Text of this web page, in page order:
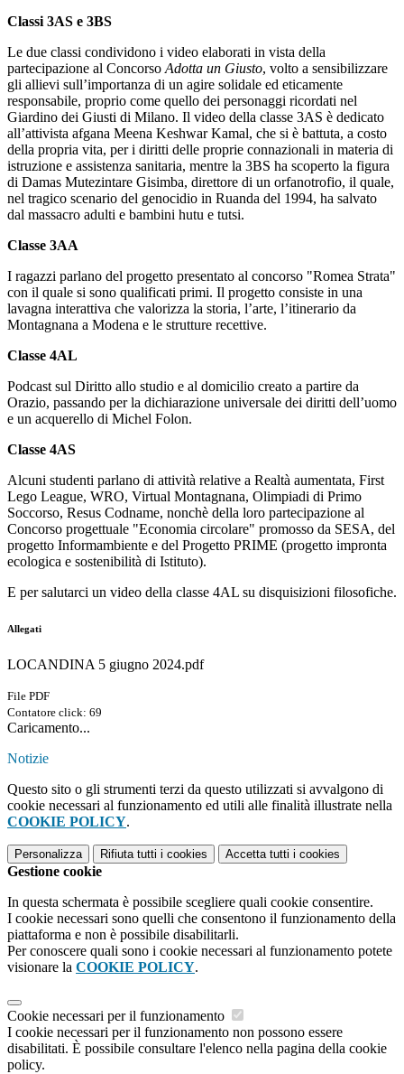
Classi 3AS e 3BS
Le due classi condividono i video elaborati in vista della
partecipazione al Concorso Adotta un Giusto, volto a sensibilizzare
gli allievi sull’importanza di un agire solidale ed eticamente
responsabile, proprio come quello dei personaggi ricordati nel
Giardino dei Giusti di Milano. Il video della classe 3AS è dedicato
all’attivista afgana Meena Keshwar Kamal, che si è battuta, a costo
della propria vita, per i diritti delle proprie connazionali in materia di
istruzione e assistenza sanitaria, mentre la 3BS ha scoperto la figura
di Damas Mutezintare Gisimba, direttore di un orfanotrofio, il quale,
nel tragico scenario del genocidio in Ruanda del 1994, ha salvato
dal massacro adulti e bambini hutu e tutsi.
Classe 3AA
I ragazzi parlano del progetto presentato al concorso "Romea Strata"
con il quale si sono qualificati primi. Il progetto consiste in una
lavagna interattiva che valorizza la storia, l’arte, l’itinerario da
Montagnana a Modena e le strutture recettive.
Classe 4AL
Podcast sul Diritto allo studio e al domicilio creato a partire da
Orazio, passando per la dichiarazione universale dei diritti dell’uomo
e un acquerello di Michel Folon.
Classe 4AS
Alcuni studenti parlano di attività relative a Realtà aumentata, First
Lego League, WRO, Virtual Montagnana, Olimpiadi di Primo
Soccorso, Resus Codname, nonchè della loro partecipazione al
Concorso progettuale "Economia circolare" promosso da SESA, del
progetto Informambiente e del Progetto PRIME (progetto impronta
ecologica e sostenibilità di Istituto).
E per salutarci un video della classe 4AL su disquisizioni filosofiche.
Allegati
LOCANDINA 5 giugno 2024.pdf
File PDF
Contatore click: 69
Caricamento...
Notizie
Questo sito o gli strumenti terzi da questo utilizzati si avvalgono di
cookie necessari al funzionamento ed utili alle finalità illustrate nella
COOKIE POLICY.
Personalizza Rifiuta tutti i cookies Accetta tutti i cookies
Gestione cookie
In questa schermata è possibile scegliere quali cookie consentire.
I cookie necessari sono quelli che consentono il funzionamento della
piattaforma e non è possibile disabilitarli.
Per conoscere quali sono i cookie necessari al funzionamento potete
visionare la COOKIE POLICY.
Cookie necessari per il funzionamento
I cookie necessari per il funzionamento non possono essere
disabilitati. È possibile consultare l'elenco nella pagina della cookie
policy.